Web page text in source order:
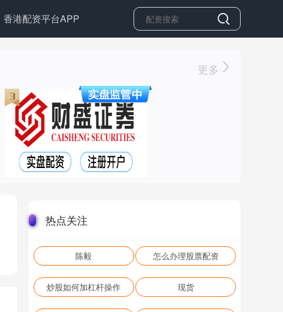
香港配资平台APP
更多
热点关注
陈毅 怎么办理股票配资
炒股如何加杠杆操作 现货